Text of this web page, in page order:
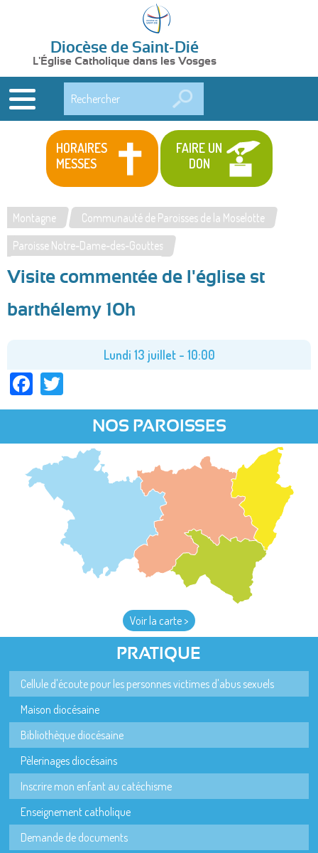
Diocèse de Saint-Dié
L'Église Catholique dans les Vosges
HORAIRES
MESSES
FAIRE UN
DON
Vous
êtes
ici
Montagne
Communauté de Paroisses de la Moselotte
Paroisse Notre-Dame-des-Gouttes
Visite commentée de l'église st
barthélemy 10h
Lundi 13 juillet - 10:00
Facebook
NOS PAROISSES
Voir la carte >
PRATIQUE
Cellule d'écoute pour les personnes victimes d'abus sexuels
Maison diocésaine
Bibliothèque diocésaine
Pèlerinages diocésains
Inscrire mon enfant au catéchisme
Enseignement catholique
Demande de documents